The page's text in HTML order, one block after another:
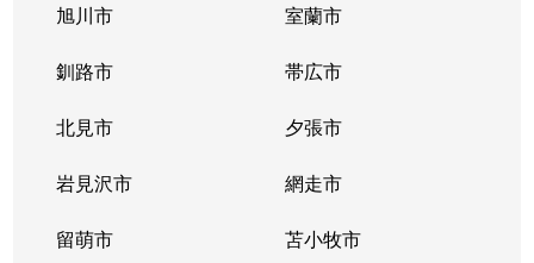
旭川市 室蘭市
釧路市 帯広市
北見市 夕張市
岩見沢市 網走市
留萌市 苫小牧市